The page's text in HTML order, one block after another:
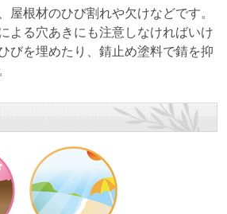
屋根材のひび割れや欠けなどです。
よる穴あきにも注意しなければいけ
びを埋めたり、錆止め塗料で錆を抑